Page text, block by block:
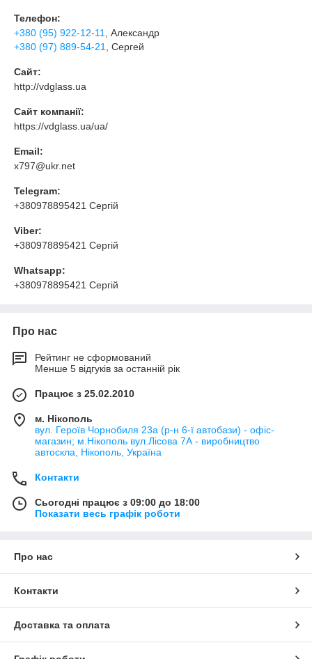
Телефон:
+380 (95) 922-12-11
, Александр
+380 (97) 889-54-21
, Сергей
Сайт:
http://vdglass.ua
Сайт компанії:
https://vdglass.ua/ua/
Email:
x797@ukr.net
Telegram:
+380978895421 Сергій
Viber:
+380978895421 Сергій
Whatsapp:
+380978895421 Сергій
Про нас
Рейтинг не сформований
Менше 5 відгуків за останній рік
Працює з 25.02.2010
м. Нікополь
вул. Героїв Чорнобиля 23а (р-н 6-ї автобази) - офіс-
магазин; м.Нікополь вул.Лісова 7А - виробництво
автоскла, Нікополь, Україна
Контакти
Сьогодні працює з 09:00 до 18:00
Показати весь графік роботи
Про нас
Контакти
Доставка та оплата